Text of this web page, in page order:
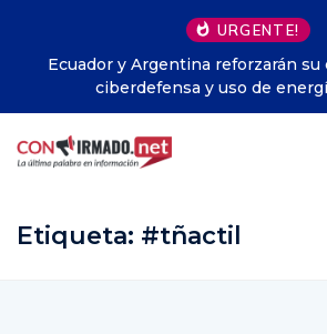
URGENTE!
en
Perú y México
Etiqueta: #tñactil